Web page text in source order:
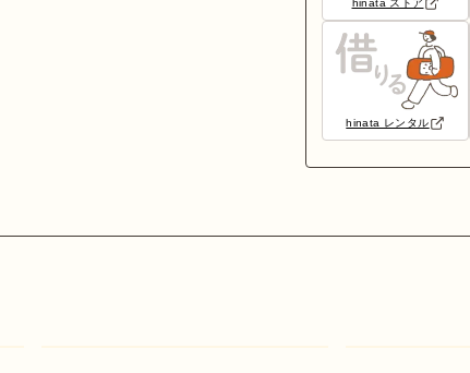
hinata ストア
hinata レンタル